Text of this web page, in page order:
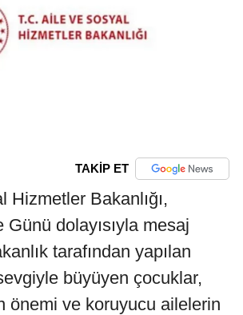
TAKİP ET
Hizmetler Bakanlığı,
dolayısıyla mesaj
tarafından yapılan
büyüyen çocuklar,
önemi ve koruyucu ailelerin